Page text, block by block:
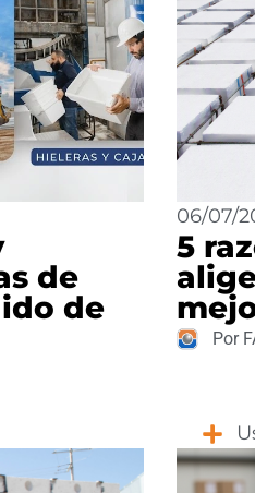
de
de
06/07/
5
Por